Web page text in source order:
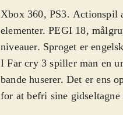
Xbox 360, PS3. Actionspil
elementer. PEGI 18,
niveauer. Sproget er
I Far cry 3 spiller man en
bande huserer. Det er ens
for at befri sine